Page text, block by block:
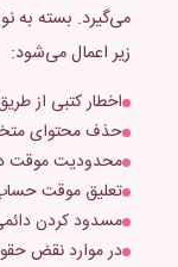
می‌گیرد. بسته به
زیر اعمال می‌شود:
اخطار کتبی از
حذف محتوای
محدودیت موقت در
تعلیق موقت
مسدود کردن
در موارد نقض